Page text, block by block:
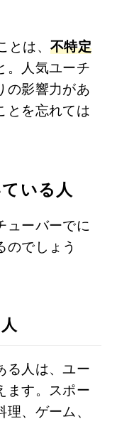
とは、不特定
。人気ユーチ
の影響力があ
とを忘れては
いる人
ューバーでに
のでしょう
る人は、ユー
ます。スポー
、ゲーム、